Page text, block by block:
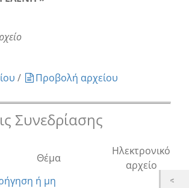
/ Προβολή αρχείου
Συνεδρίασης
Θέμα
Ηλεκτρονικό
αρχείο
ή μη